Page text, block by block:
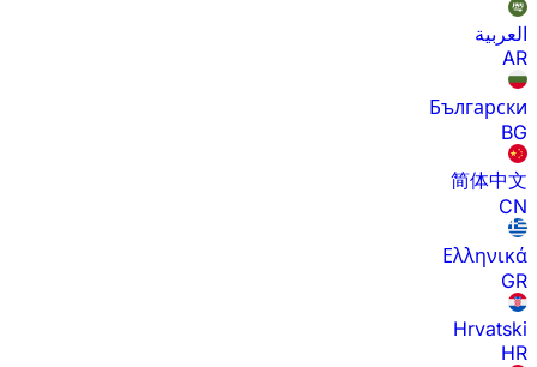
العربية
AR
Български
BG
简体中文
CN
Ελληνικά
GR
Hrvatski
HR